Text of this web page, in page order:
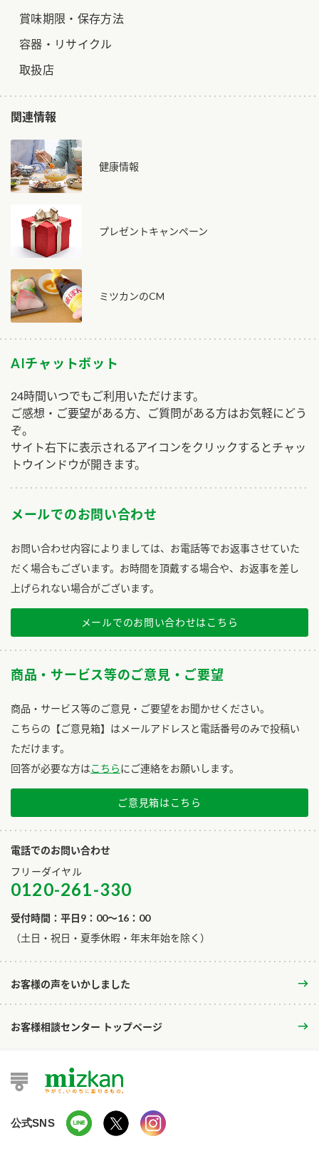
賞味期限・保存方法
容器・リサイクル
取扱店
関連情報
健康情報
プレゼントキャンペーン
ミツカンのCM
AIチャットボット
24時間いつでもご利用いただけます。
ご感想・ご要望がある方、ご質問がある方はお気軽にどう
ぞ。
サイト右下に表示されるアイコンをクリックするとチャッ
トウインドウが開きます。
メールでのお問い合わせ
お問い合わせ内容によりましては、お電話等でお返事させていた
だく場合もございます。お時間を頂戴する場合や、お返事を差し
上げられない場合がございます。
メールでのお問い合わせはこちら
商品・サービス等のご意見・ご要望
商品・サービス等のご意見・ご要望をお聞かせください。
こちらの【ご意見箱】はメールアドレスと電話番号のみで投稿い
ただけます。
回答が必要な方はこちらにご連絡をお願いします。
ご意見箱はこちら
電話でのお問い合わせ
フリーダイヤル
0120-261-330
受付時間：平日9：00～16：00
​（土日・祝日・夏季休暇・年末年始を除く）
お客様の声をいかしました
お客様相談センター トップページ
公式SNS